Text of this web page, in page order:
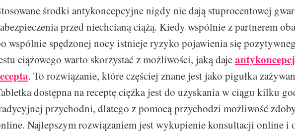
środki antykoncepcyjne nigdy nie dają stuprocentowej
przed niechcianą ciążą. Kiedy wspólnie z partnerem
wspólnie spędzonej nocy istnieje ryzyko pojawienia się
ciążowego warto skorzystać z możliwości, jaką daje
. To rozwiązanie, które częściej znane jest jako pigułka
dostępna na receptę ciężka jest do uzyskania w ciągu kilku
przychodni, dlatego z pomocą przychodzi możliwość
Najlepszym rozwiązaniem jest wykupienie konsultacji online i